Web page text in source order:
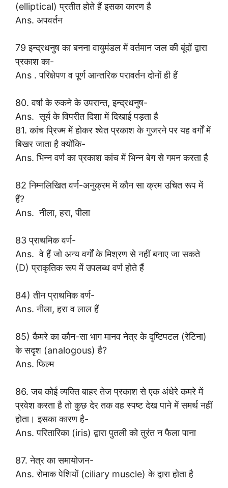
(elliptical) प्रतीत होते हैं इसका कारण है
Ans. अपवर्तन
79 इन्द्रधनुष का बनना वायुमंडल में वर्तमान जल की बूंदों द्वारा
प्रकाश का-
Ans . परिक्षेपण व पूर्ण आन्तरिक परावर्तन दोनों ही हैं
80. वर्षा के रुकने के उपरान्त, इन्द्रधनुष-
Ans. सूर्य के विपरीत दिशा में दिखाई पड़ता है
81. कांच प्रिज्म में होकर श्वेत प्रकाश के गुजरने पर यह वर्गों में
बिखर जाता है क्योंकि-
Ans. भिन्न वर्ण का प्रकाश कांच में भिन्न बेग से गमन करता है
82 निम्नलिखित वर्ण-अनुक्रम में कौन सा क्रम उचित रूप में
हैं?
Ans. नीला, हरा, पीला
83 प्राथमिक वर्ण-
Ans. वे हैं जो अन्य वर्गों के मिश्रण से नहीं बनाए जा सकते
(D) प्राकृतिक रूप में उपलब्ध वर्ण होते हैं
84) तीन प्राथमिक वर्ण-
Ans. नीला, हरा व लाल हैं
85) कैमरे का कौन-सा भाग मानव नेत्र के दृष्टिपटल (रेटिना)
के सदृश (analogous) है?
Ans. फिल्म
86. जब कोई व्यक्ति बाहर तेज प्रकाश से एक अंधेरे कमरे में
प्रवेश करता है तो कुछ देर तक वह स्पष्ट देख पाने में समर्थ नहीं
होता। इसका कारण है-
Ans. परितारिका (iris) द्वारा पुतली को तुरंत न फैला पाना
87. नेत्र का समायोजन-
Ans. रोमाक पेशियों (ciliary muscle) के द्वारा होता है